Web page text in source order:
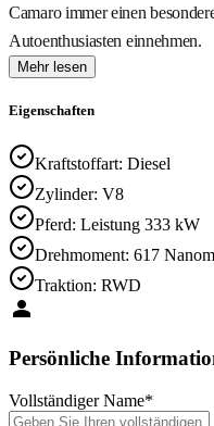
Camaro immer einen
Autoenthusiasten einnehmen.
Mehr lesen
Eigenschaften
Kraftstoffart: Diesel
Zylinder: V8
Pferd: Leistung 333 kW
Drehmoment: 617
Traktion: RWD
Persönliche
Vollständiger Name*